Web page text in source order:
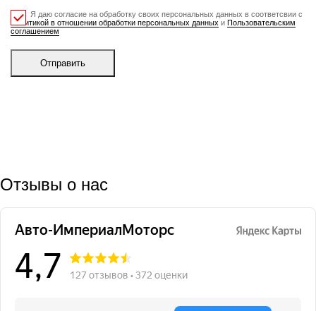
Я даю согласие на обработку своих персональных данных в соответсвии с
Политикой в отношении обработки персональных данных и Пользовательским
соглашением
Отправить
Отзывы о нас